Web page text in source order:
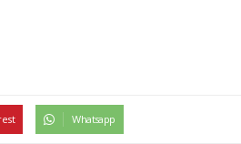
Whatsapp